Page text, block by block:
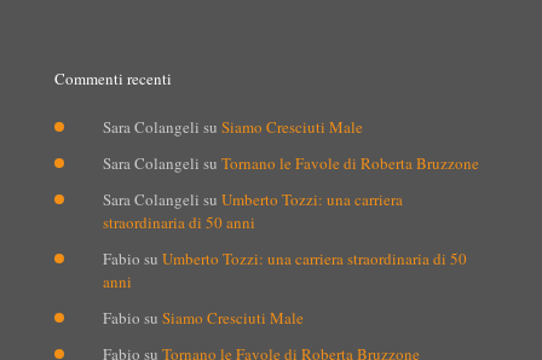
Commenti recenti
Sara Colangeli su Siamo Cresciuti Male
Sara Colangeli su Tornano le Favole di Roberta Bruzzone
Sara Colangeli su Umberto Tozzi: una carriera
straordinaria di 50 anni
Fabio su Umberto Tozzi: una carriera straordinaria di 50
anni
Fabio su Siamo Cresciuti Male
Fabio su Tornano le Favole di Roberta Bruzzone